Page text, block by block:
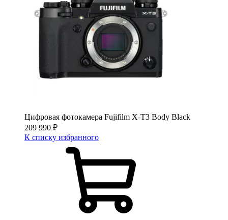
Цифровая фотокамера Fujifilm X-T3 Body Black
209 990 ₽
К списку избранного